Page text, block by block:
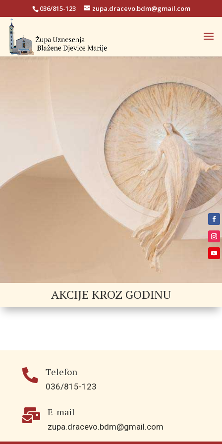
036/815-123 zupa.dracevo.bdm@gmail.com
AKCIJE KROZ GODINU
 Telefon
036/815-123
 E-mail
zupa.dracevo.bdm@gmail.com